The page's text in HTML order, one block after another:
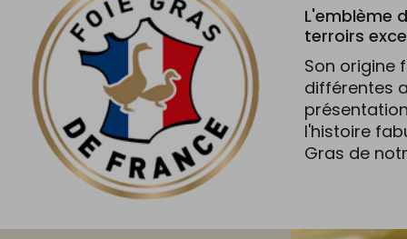
L'emblème
terroirs
Son origine
différentes
l'histoire
Gras de